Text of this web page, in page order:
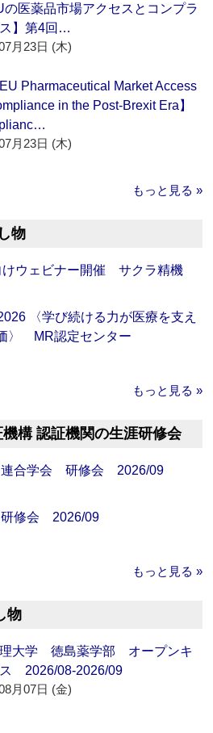
の医薬品市場アクセスとコンプラ
】第4回…
月23日 (木)
Pharmaceutical Market Access
in the Post-Brexit Era】
月23日 (木)
もっと見る »
物
けウェビナー開催 サクラ精機
〈学び続ける力が医療を支え
〉 MR認定センター
もっと見る »
構 認証機関の生涯研修会
連合学会 研修会 2026/09
修会 2026/09
もっと見る »
物
大学 徳島薬学部 オープンキ
2026/08-2026/09
月07日 (金)